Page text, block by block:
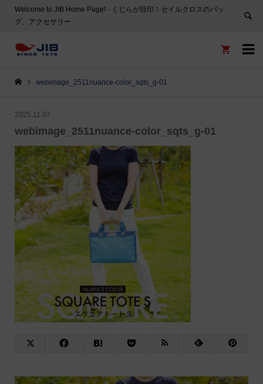
Welcome to JIB Home Page! ‐ くじらが目印！セイルクロスのバッ
グ、アクセサリー


webimage_2511nuance-color_sqts_g-01
2025.11.07
webimage_2511nuance-color_sqts_g-01